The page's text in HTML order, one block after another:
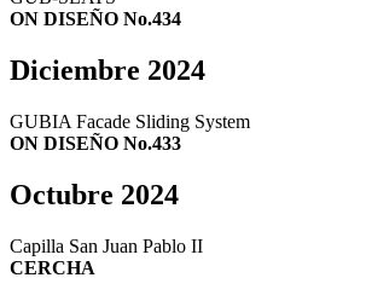
ON DISEÑO No.434
Diciembre 2024
GUBIA Facade Sliding System
ON DISEÑO No.433
Octubre 2024
Capilla San Juan Pablo II
CERCHA